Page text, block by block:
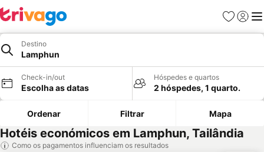
Favoritos
Iniciar
Destino
Lamphun
Check-in/out
Escolha as datas
Hóspedes e quartos
2 hóspedes, 1 quarto.
Ordenar Filtrar Mapa
Hotéis económicos em Lamphun, Tailândia
Como os pagamentos influenciam os resultados